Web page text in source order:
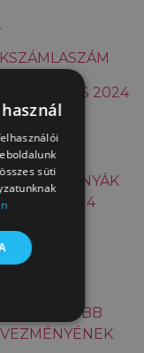
2024
ALATTI ANYÁK
2024
VAGY TÖBB
süti